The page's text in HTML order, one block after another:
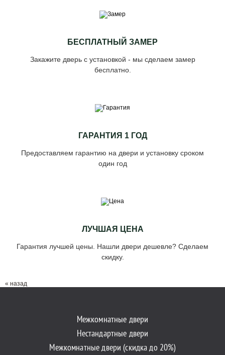
БЕСПЛАТНЫЙ ЗАМЕР
Закажите дверь с установкой - мы сделаем замер
бесплатно.
ГАРАНТИЯ 1 ГОД
Предоставляем гарантию на двери и установку сроком
один год
ЛУЧШАЯ ЦЕНА
Гарантия лучшей цены. Нашли двери дешевле? Сделаем
скидку.
« назад
Межкомнатные двери
Нестандартные двери
Межкомнатные двери (скидка до 20%)